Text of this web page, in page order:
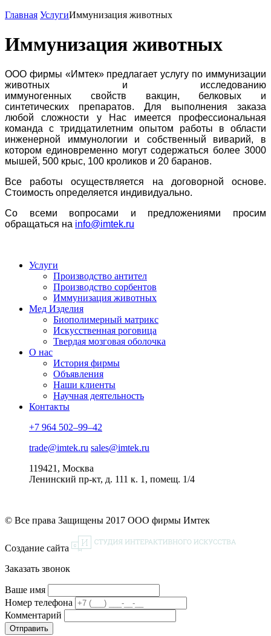
Главная УслугиИммунизация животных
Иммунизация животных
ООО фирмы «Имтек» предлагает услугу по иммунизации
животных и исследованию
иммуногенных свойств вакцин, белковых и
синтетических препаратов. Для выполнения заказа
любой сложности у Нас имеется профессиональная
команда с тридцатилетним опытом работы в области
инженерной иммунологии и собственный виварий, в
котором единовременно могут содержаться более 3000
мышей, 500 крыс, 100 кроликов и 20 баранов.
Все работы осуществляется на договорной основе.
Стоимость определяется индивидуально.
Со всеми вопросами и предложениями просим
обращаться на info@imtek.ru
Услуги
Производство антител
Производство сорбентов
Иммунизация животных
Мед Изделия
Биополимерный матрикс
Искусственная роговица
Твердая мозговая оболочка
О нас
История фирмы
Объявления
Наши клиенты
Научная деятельность
Контакты
+7 964 502–99–42
trade@imtek.ru sales@imtek.ru
119421, Москва
Ленинский пр-кт, д. 111 к. 1, помещ. 1/4
© Все права Защищены 2017 ООО фирмы Имтек
Создание сайта
Заказать звонок
Ваше имя
Номер телефона
Комментарий